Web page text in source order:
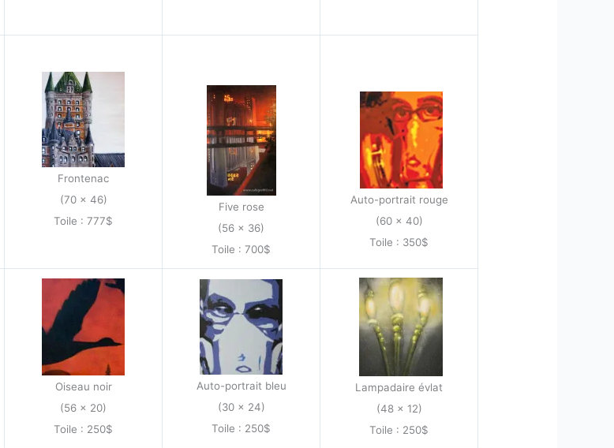
Frontenac
(70 x 46)
Toile : 777$
Five rose
(56 x 36)
Toile : 700$
Auto-portrait rouge
(60 x 40)
Toile : 350$
Oiseau noir
(56 x 20)
Toile : 250$
Auto-portrait bleu
(30 x 24)
Toile : 250$
Lampadaire évlat
(48 x 12)
Toile : 250$